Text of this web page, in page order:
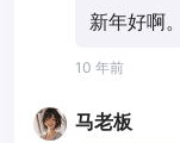
新年好啊。
10 年前
马老板